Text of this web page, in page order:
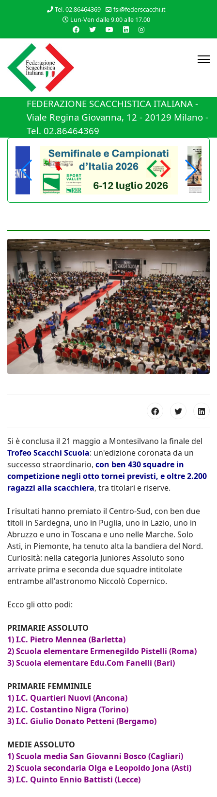
Tel. 02.86464369
fsi@federscacchi.it
Lun-Ven dalle 9.00 alle 17.00
FEDERAZIONE SCACCHISTICA ITALIANA -
Viale Regina Giovanna, 12 - 20129 Milano -
Tel. 02.86464369
Si è conclusa il 21 maggio a Montesilvano la finale del
Trofeo Scacchi Scuola: un'edizione coronata da un
successo straordinario, con ben 430 squadre in
competizione negli otto tornei previsti, e oltre 2.200
ragazzi alla scacchiera, tra titolari e riserve.
I risultati hanno premiato il Centro-Sud, con ben due
titoli in Sardegna, uno in Puglia, uno in Lazio, uno in
Abruzzo e uno in Toscana e uno nelle Marche. Solo
Asti, in Piemonte, ha tenuto alta la bandiera del Nord.
Curiosità: nella categoria Juniores Assoluto sono
arrivate prima e seconda due squadre intitolate
entrambe all'astronomo Niccolò Copernico.
Ecco gli otto podi:
PRIMARIE ASSOLUTO
1) I.C. Pietro Mennea (Barletta)
2) Scuola elementare Ermenegildo Pistelli (Roma)
3) Scuola elementare Edu.Com Fanelli (Bari)
PRIMARIE FEMMINILE
1) I.C. Quartieri Nuovi (Ancona)
2) I.C. Costantino Nigra (Torino)
3) I.C. Giulio Donato Petteni (Bergamo)
MEDIE ASSOLUTO
1) Scuola media San Giovanni Bosco (Cagliari)
2) Scuola secondaria Olga e Leopoldo Jona (Asti)
3) I.C. Quinto Ennio Battisti (Lecce)